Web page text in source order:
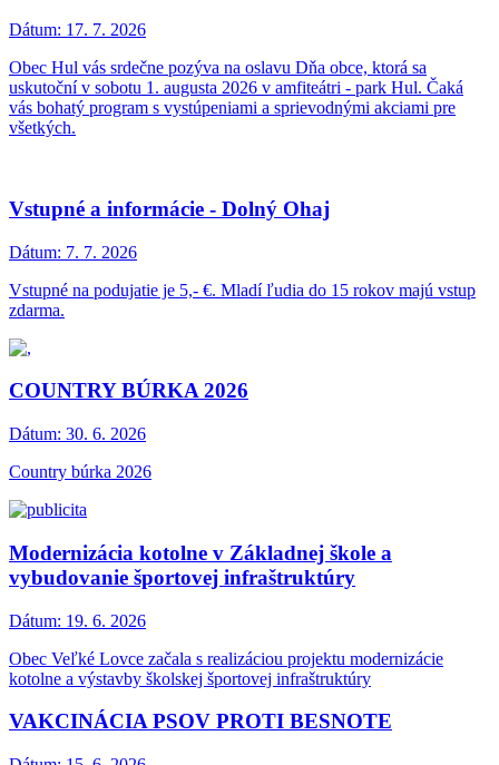
Dátum: 17. 7. 2026
Obec Hul vás srdečne pozýva na oslavu Dňa obce, ktorá sa
uskutoční v sobotu 1. augusta 2026 v amfiteátri - park Hul. Čaká
vás bohatý program s vystúpeniami a sprievodnými akciami pre
všetkých.
Vstupné a informácie - Dolný Ohaj
Dátum: 7. 7. 2026
Vstupné na podujatie je 5,- €. Mladí ľudia do 15 rokov majú vstup
zdarma.
COUNTRY BÚRKA 2026
Dátum: 30. 6. 2026
Country búrka 2026
Modernizácia kotolne v Základnej škole a
vybudovanie športovej infraštruktúry
Dátum: 19. 6. 2026
Obec Veľké Lovce začala s realizáciou projektu modernizácie
kotolne a výstavby školskej športovej infraštruktúry
VAKCINÁCIA PSOV PROTI BESNOTE